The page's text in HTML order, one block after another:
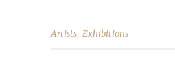
Artists, Exhibitions